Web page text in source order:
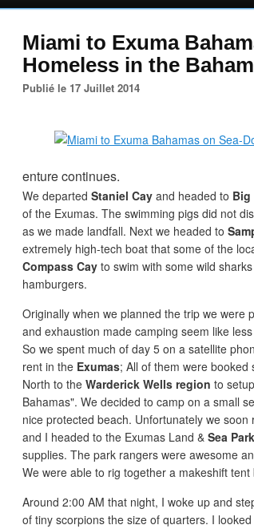
Miami to Exuma
Homeless in the
Publié le 17 Juillet 2014
enture continues.
We departed Staniel Cay and headed to Big
of the Exumas. The swimming pigs did not
as we made landfall. Next we headed to
extremely high-tech boat that some of the
Compass Cay to swim with some wild
hamburgers.
Originally when we planned the trip we were
and exhaustion made camping seem like
So we spent much of day 5 on a satellite
rent in the Exumas; All of them were
North to the Warderick Wells region to
Bahamas". We decided to camp on a small
nice protected beach. Unfortunately we
and I headed to the Exumas Land & Sea
supplies. The park rangers were awesome
We were able to rig together a makeshift
Around 2:00 AM that night, I woke up and
of tiny scorpions the size of quarters. I